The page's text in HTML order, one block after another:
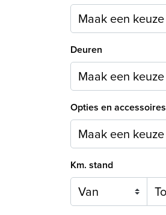
Maak een keuze
Deuren
Maak een keuze
Opties en accessoires
Maak een keuze
Km. stand